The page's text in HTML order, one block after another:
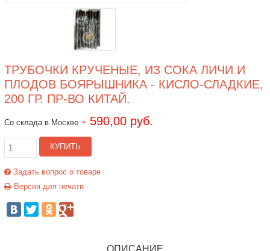
ТРУБОЧКИ КРУЧЕНЫЕ, ИЗ СОКА ЛИЧИ И
ПЛОДОВ БОЯРЫШНИКА - КИСЛО-СЛАДКИЕ,
200 ГР. ПР-ВО КИТАЙ.
Со склада в Москве- 590,00 руб.
КУПИТЬ
Задать вопрос о товаре
Версия для печати
ОПИСАНИЕ